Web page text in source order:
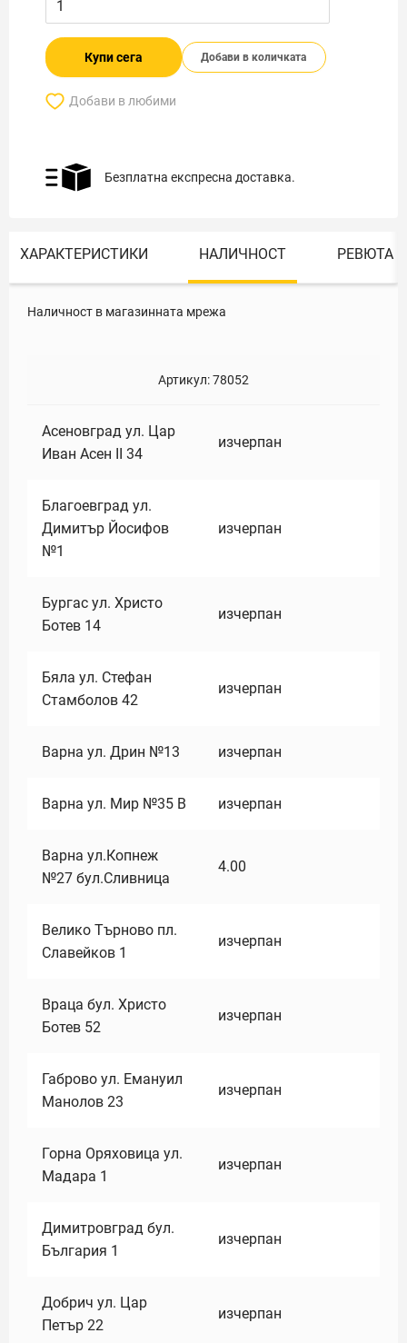
Купи сега Добави в количката
Добави в любими
Безплатна експресна доставка.
ХАРАКТЕРИСТИКИ НАЛИЧНОСТ РЕВЮТА
Наличност в магазинната мрежа
Артикул:78052
Асеновград ул. Цар
Иван Асен II 34
изчерпан
Благоевград ул.
Димитър Йосифов
№1
изчерпан
Бургас ул. Христо
Ботев 14
изчерпан
Бяла ул. Стефан
Стамболов 42
изчерпан
Варна ул. Дрин №13 изчерпан
Варна ул. Мир №35 В изчерпан
Варна ул.Копнеж
№27 бул.Сливница
4.00
Велико Търново пл.
Славейков 1
изчерпан
Враца бул. Христо
Ботев 52
изчерпан
Габрово ул. Емануил
Манолов 23
изчерпан
Горна Оряховица ул.
Мадара 1
изчерпан
Димитровград бул.
България 1
изчерпан
Добрич ул. Цар
Петър 22
изчерпан